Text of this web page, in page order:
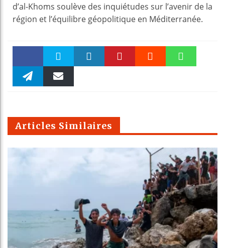
d’al-Khoms soulève des inquiétudes sur l’avenir de la
région et l’équilibre géopolitique en Méditerranée.
Faceboo Twitter
m
Articles Similaires